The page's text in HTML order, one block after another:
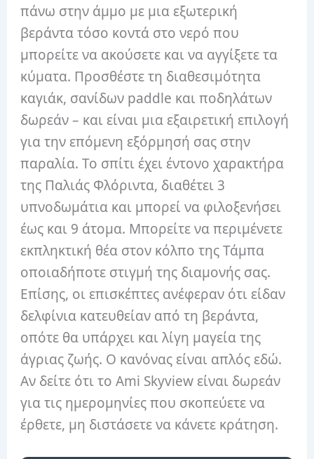
πάνω στην άμμο με μια εξωτερική
βεράντα τόσο κοντά στο νερό που
μπορείτε να ακούσετε και να αγγίξετε τα
κύματα. Προσθέστε τη διαθεσιμότητα
καγιάκ, σανίδων paddle και ποδηλάτων
δωρεάν – και είναι μια εξαιρετική επιλογή
για την επόμενη εξόρμησή σας στην
παραλία. Το σπίτι έχει έντονο χαρακτήρα
της Παλιάς Φλόριντα, διαθέτει 3
υπνοδωμάτια και μπορεί να φιλοξενήσει
έως και 9 άτομα. Μπορείτε να περιμένετε
εκπληκτική θέα στον κόλπο της Τάμπα
οποιαδήποτε στιγμή της διαμονής σας.
Επίσης, οι επισκέπτες ανέφεραν ότι είδαν
δελφίνια κατευθείαν από τη βεράντα,
οπότε θα υπάρχει και λίγη μαγεία της
άγριας ζωής. Ο κανόνας είναι απλός εδώ.
Αν δείτε ότι το Ami Skyview είναι δωρεάν
για τις ημερομηνίες που σκοπεύετε να
έρθετε, μη διστάσετε να κάνετε κράτηση.